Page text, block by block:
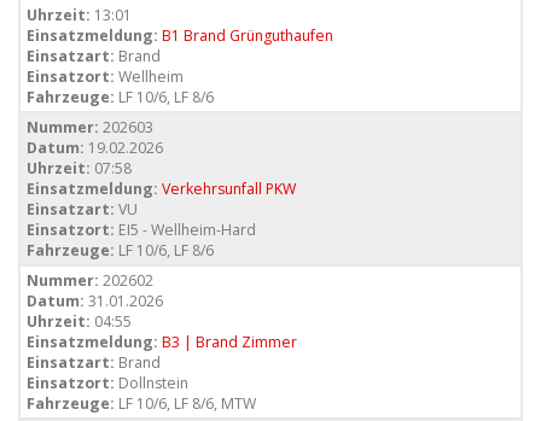
Uhrzeit: 13:01
Einsatzmeldung: B1 Brand Grünguthaufen
Einsatzart: Brand
Einsatzort: Wellheim
Fahrzeuge: LF 10/6, LF 8/6
Nummer: 202603
Datum: 19.02.2026
Uhrzeit: 07:58
Einsatzmeldung: Verkehrsunfall PKW
Einsatzart: VU
Einsatzort: EI5 - Wellheim-Hard
Fahrzeuge: LF 10/6, LF 8/6
Nummer: 202602
Datum: 31.01.2026
Uhrzeit: 04:55
Einsatzmeldung: B3 | Brand Zimmer
Einsatzart: Brand
Einsatzort: Dollnstein
Fahrzeuge: LF 10/6, LF 8/6, MTW